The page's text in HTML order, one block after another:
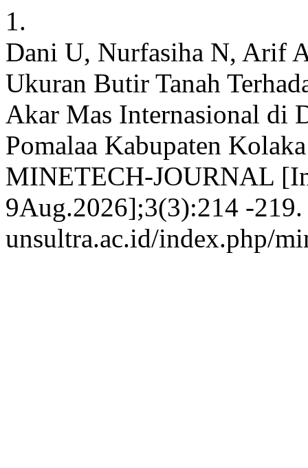
1.
Dani U, Nurfasiha N, Arif
Ukuran Butir Tanah
Akar Mas Internasional di
Pomalaa Kabupaten
MINETECH-JOURNAL
9Aug.2026];3(3):214 -
unsultra.ac.id/index.php/